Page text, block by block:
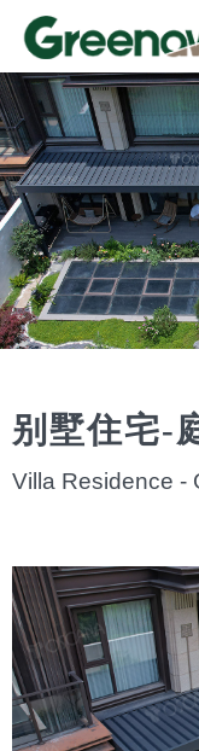
别墅住宅-
Villa Residence -